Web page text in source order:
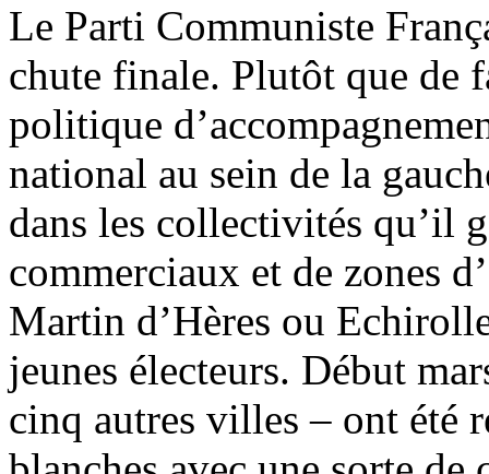
Le Parti Communiste
chute finale. Plutôt que de
politique
national au sein de la
dans les collectivités qu’il
commerciaux et de zones
Martin d’Hères ou
jeunes électeurs. Début
cinq autres villes – ont été